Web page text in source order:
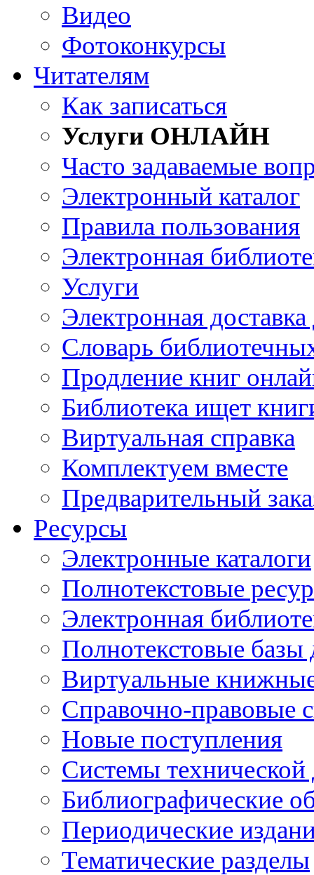
Видео
Фотоконкурсы
Читателям
Как записаться
Услуги ОНЛАЙН
Часто задаваемые
Электронный каталог
Правила пользования
Электронная
Услуги
Электронная
Словарь
Продление книг
Библиотека ищет
Виртуальная справка
Комплектуем вместе
Предварительный
Ресурсы
Электронные каталоги
Полнотекстовые
Электронная
Полнотекстовые
Виртуальные
Справочно-правовые
Новые поступления
Cистемы
Библиографические
Периодические
Тематические разделы